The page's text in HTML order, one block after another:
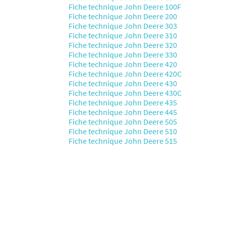
Fiche technique John Deere 100F
Fiche technique John Deere 200
Fiche technique John Deere 303
Fiche technique John Deere 310
Fiche technique John Deere 320
Fiche technique John Deere 330
Fiche technique John Deere 420
Fiche technique John Deere 420C
Fiche technique John Deere 430
Fiche technique John Deere 430C
Fiche technique John Deere 435
Fiche technique John Deere 445
Fiche technique John Deere 505
Fiche technique John Deere 510
Fiche technique John Deere 515